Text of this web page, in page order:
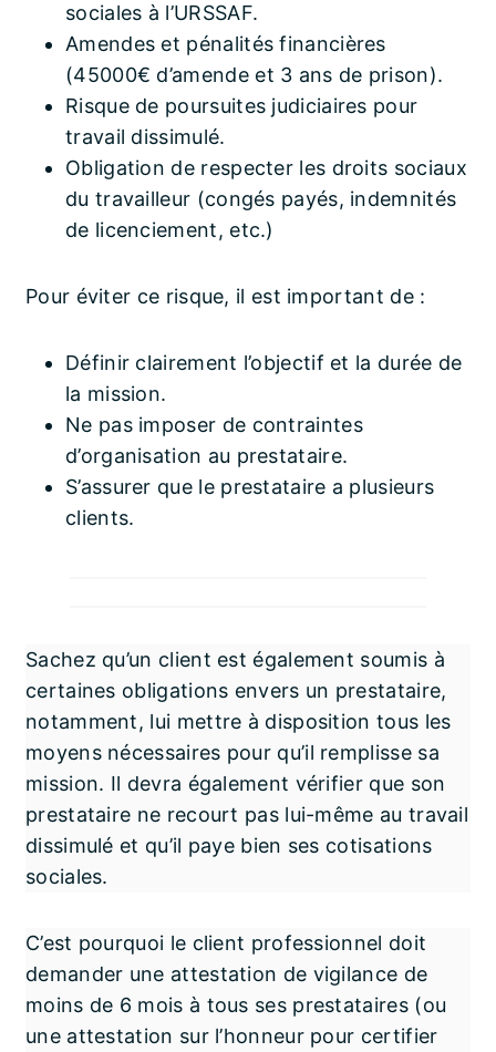
sociales à l’URSSAF.
Amendes et pénalités financières
(45000€ d’amende et 3 ans de prison).
Risque de poursuites judiciaires pour
travail dissimulé.
Obligation de respecter les droits sociaux
du travailleur (congés payés, indemnités
de licenciement, etc.)
Pour éviter ce risque, il est important de :
Définir clairement l’objectif et la durée de
la mission.
Ne pas imposer de contraintes
d’organisation au prestataire.
S’assurer que le prestataire a plusieurs
clients.
Sachez qu’un client est également soumis à
certaines obligations envers un prestataire,
notamment, lui mettre à disposition tous les
moyens nécessaires pour qu’il remplisse sa
mission. Il devra également vérifier que son
prestataire ne recourt pas lui-même au travail
dissimulé et qu’il paye bien ses cotisations
sociales.
C’est pourquoi le client professionnel doit
demander une attestation de vigilance de
moins de 6 mois à tous ses prestataires (ou
une attestation sur l’honneur pour certifier